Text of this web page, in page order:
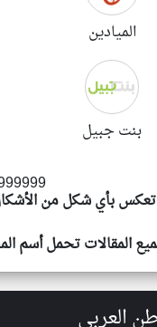
الميادين
بنت جبيل
تعكس بأي شكل من
المقالات تحمل أسم
العربي